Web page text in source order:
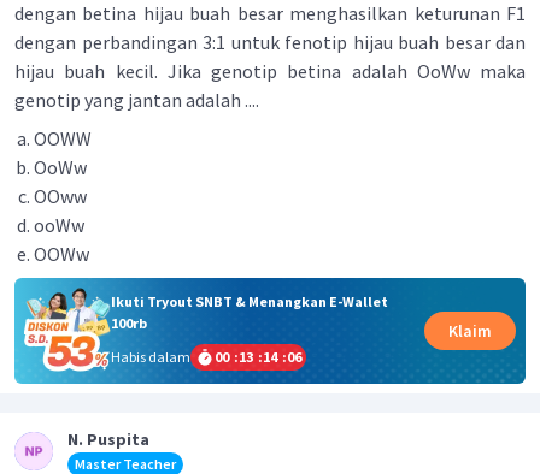
dengan betina hijau buah besar menghasilkan keturunan F1
dengan perbandingan 3:1 untuk fenotip hijau buah besar dan
hijau buah kecil. Jika genotip betina adalah OoWw maka
genotip yang jantan adalah ....
OOWW
OoWw
OOww
ooWw
OOWw
Ikuti Tryout SNBT & Menangkan E-Wallet
100rb
Habis dalam
00 :13 :14 :06
Klaim
N. Puspita
Master Teacher